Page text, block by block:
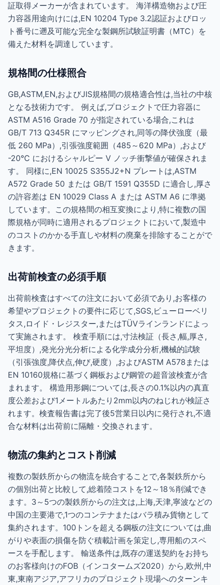
証取得メーカーが含まれています。 海洋構造物および圧
力容器用途向けには,EN 10204 Type 3.2認証およびロッ
ト番号に遡及可能な完全な製鋼所試験証明書（MTC）を
備えた材料を調達しています。
規格間の仕様照合
GB,ASTM,EN,およびJIS規格間の規格適合性は,当社の中核
となる技術力です。 例えば,プロジェクトで圧力容器に
ASTM A516 Grade 70 が指定されている場合,これは
GB/T 713 Q345R にマッピングされ,同等の降伏強度（最
低 260 MPa）,引張強度範囲（485～620 MPa）,および
-20°C におけるシャルピー V ノッチ衝撃値が確保されま
す。 同様に,EN 10025 S355J2+N プレートは,ASTM
A572 Grade 50 または GB/T 1591 Q355D に適合し,厚さ
の許容差は EN 10029 Class A または ASTM A6 に準拠
しています。この規格間の相互変換により,特に複数の国
際規格が同時に適用されるプロジェクトにおいて,製造中
のコストのかかる手直しや材料の廃棄を排除することがで
きます。
出荷前検査の必須手順
出荷前検査はすべての注文において必須であり,お客様の
希望やプロジェクトの要件に応じて,SGS,ビューローベリ
タス,ロイド・レジスター,またはTÜVラインランドによっ
て実施されます。 検査手順には,寸法検証（長さ,幅,厚さ,
平坦度）,発光分光分析による化学成分分析,機械的試験
（引張強度,降伏点,伸び,硬度）,およびASTM A578または
EN 10160規格に基づく鋼板および鋼管の超音波検査が含
まれます。 構造用形鋼については,長さの0.1%以内の真直
度公差および1メートルあたり2mm以内のねじれが検証さ
れます。検査報告書は完了後5営業日以内に発行され,不適
合な材料は出荷前に隔離・交換されます。
物流の集約とコスト削減
複数の製鉄所からの物流を統合することで,各製鉄所から
の個別出荷と比較して,総着陸コストを12～18％削減でき
ます。3～5つの製鉄所からの注文は,上海,天津,寧波などの
中国の主要港で,1つのコンテナまたはバラ積み貨物として
集約されます。100トンを超える鋼板の注文については,曲
がりや表面の損傷を防ぐ積載計画を策定し,専用船のスペ
ースを手配します。 輸送条件は,既存の運送契約をお持ち
のお客様向けのFOB（インコタームズ2020）から,欧州,中
東,東南アジア,アフリカのプロジェクト現場へのターンキ